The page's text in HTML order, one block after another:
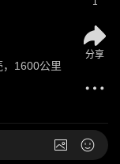
，1600公里
分享